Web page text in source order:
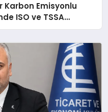
Karbon Emisyonlu
ISO ve TSSA